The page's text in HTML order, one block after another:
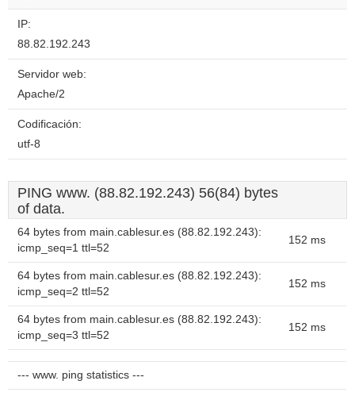
IP:
88.82.192.243
Servidor web:
Apache/2
Codificación:
utf-8
PING www. (88.82.192.243) 56(84) bytes
of data.
64 bytes from main.cablesur.es (88.82.192.243):
icmp_seq=1 ttl=52
152 ms
64 bytes from main.cablesur.es (88.82.192.243):
icmp_seq=2 ttl=52
152 ms
64 bytes from main.cablesur.es (88.82.192.243):
icmp_seq=3 ttl=52
152 ms
--- www. ping statistics ---